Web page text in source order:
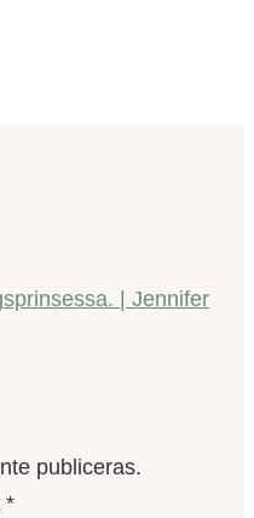
| Jennifer
publiceras.
*